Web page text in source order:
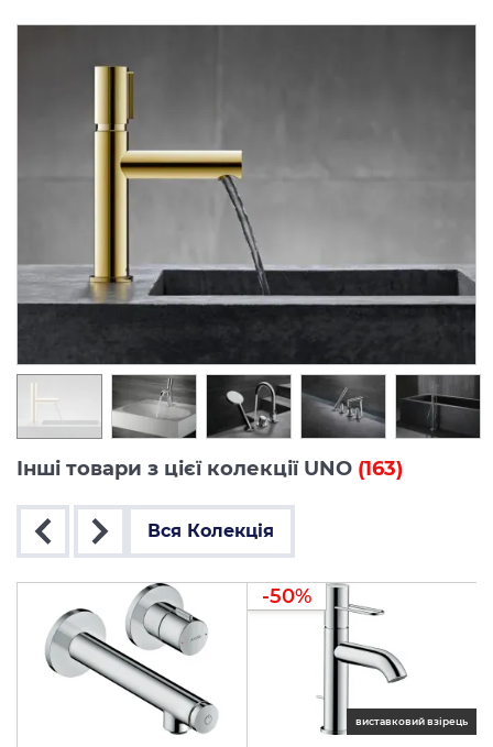
Інші товари з цієї колекції UNO (163)
Вся Колекція
виставковий взірець
-50%